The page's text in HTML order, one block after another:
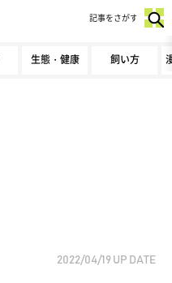
生態・健康 飼い方
記事をさがす
2022/04/19 UP DATE